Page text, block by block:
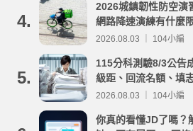
4.
2026城鎮韌性防空演
網路降速演練有什麼
事項整理
2026.08.03 ｜ 104小編
5.
115分科測驗8/3公告
級距、回流名額、填
分析
2026.08.03 ｜ 104小編
你真的看懂JD了嗎？